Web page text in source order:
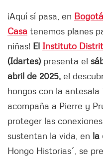
¡Aquí sí pasa, en
Casa tenemos planes
niñas! El Instituto
(Idartes) presenta el
abril de 2025, el
hongos con la antesala
acompaña a Pierre y
proteger las
sustentan la vida, en la
Hongo Historias´, se